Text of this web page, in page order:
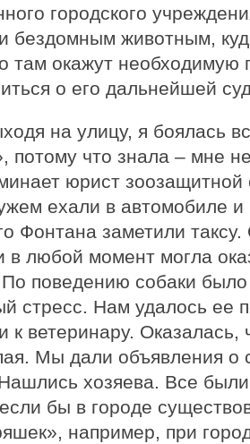
городского
бездомным животным,
там окажут
о его дальнейшей
на улицу, я боялась
потому что знала – мне
юрист зоозащитной
ехали в автомобиле и
Фонтана заметили
в любой момент могла
поведению собаки
стресс. Нам удалось ее
к ветеринару. Оказалась,
Мы дали объявления о
хозяева. Все
бы в городе
например, при